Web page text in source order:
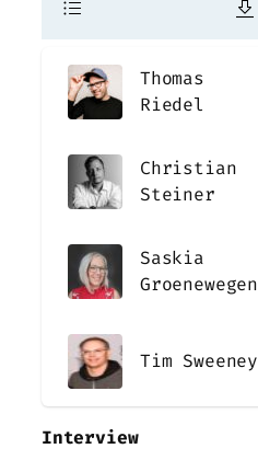
Thomas
Riedel
Christian
Steiner
Saskia
Groenewegen
Tim Sweeney
Interview